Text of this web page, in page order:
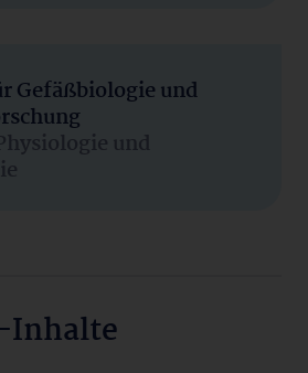
Gefäßbiologie und
und
Inhalte